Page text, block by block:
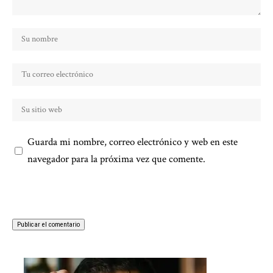
Guarda mi nombre, correo electrónico y web en este
navegador para la próxima vez que comente.